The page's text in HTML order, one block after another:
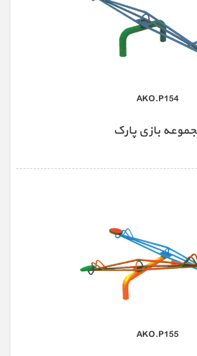
AKO.P154
بازی پارک
AKO.P155